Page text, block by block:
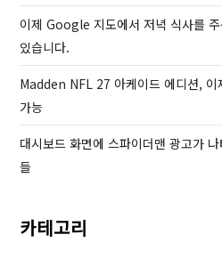
이제 Google 지도에서 저녁 식사를
있습니다.
Madden NFL 27 아케이드 에디션,
가능
대시보드 화면에 스파이더맨 광고가
들
카테고리